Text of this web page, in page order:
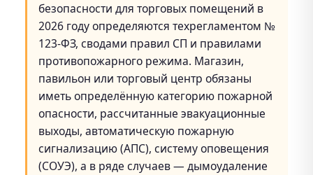
безопасности для торговых помещений в
2026 году определяются техрегламентом №
123-ФЗ, сводами правил СП и правилами
противопожарного режима. Магазин,
павильон или торговый центр обязаны
иметь определённую категорию пожарной
опасности, рассчитанные эвакуационные
выходы, автоматическую пожарную
сигнализацию (АПС), систему оповещения
(СОУЭ), а в ряде случаев — дымоудаление